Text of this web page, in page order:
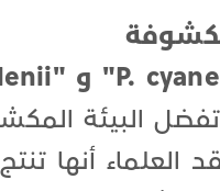
وتفضل البيئة
العلماء أنها